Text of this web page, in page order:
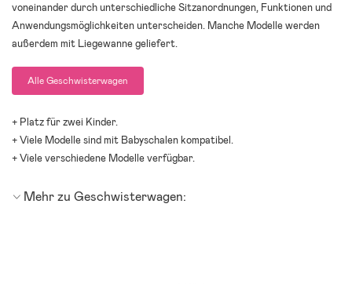
voneinander durch unterschiedliche Sitzanordnungen, Funktionen und
Anwendungsmöglichkeiten unterscheiden. Manche Modelle werden
außerdem mit Liegewanne geliefert.
Alle Geschwisterwagen
+ Platz für zwei Kinder.
+ Viele Modelle sind mit Babyschalen kompatibel.
+ Viele verschiedene Modelle verfügbar.
Mehr zu Geschwisterwagen: